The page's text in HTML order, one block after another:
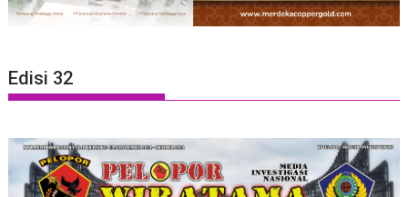
Edisi 32